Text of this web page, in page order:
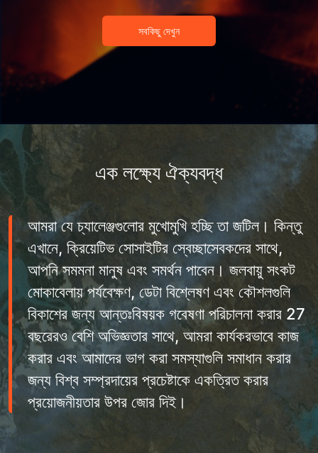
সবকিছু দেখুন
এক লক্ষ্যে ঐক্যবদ্ধ
আমরা যে চ্যালেঞ্জগুলোর মুখোমুখি হচ্ছি তা জটিল। কিন্তু
এখানে, ক্রিয়েটিভ সোসাইটির স্বেচ্ছাসেবকদের সাথে,
আপনি সমমনা মানুষ এবং সমর্থন পাবেন। জলবায়ু সংকট
মোকাবেলায় পর্যবেক্ষণ, ডেটা বিশ্লেষণ এবং কৌশলগুলি
বিকাশের জন্য আন্তঃবিষয়ক গবেষণা পরিচালনা করার 27
বছরেরও বেশি অভিজ্ঞতার সাথে, আমরা কার্যকরভাবে কাজ
করার এবং আমাদের ভাগ করা সমস্যাগুলি সমাধান করার
জন্য বিশ্ব সম্প্রদায়ের প্রচেষ্টাকে একত্রিত করার
প্রয়োজনীয়তার উপর জোর দিই।